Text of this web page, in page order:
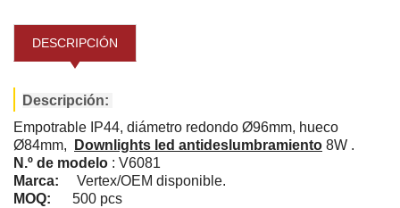
DESCRIPCIÓN
Descripción:
Empotrable IP44, diámetro redondo Ø96mm, hueco
Ø84mm,
Downlights led antideslumbramiento 8W .
N.º de modelo : V6081
Marca:
Vertex/OEM disponible.
MOQ:
500 pcs